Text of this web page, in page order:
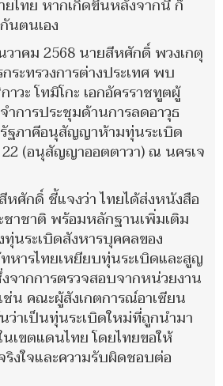
ยไทย หากเกิดขึ้นหลังจากนี้ ก็
นตนเอง
วาคม 2568 นายสีหศักดิ์ พวงเกตุ
ระทรวงการต่างประเทศ พบ
วะ โทมิโกะ เอกอัครราชทูตผู้
การประชุมด้านการลดอาวุธ
ฐภาคีอนุสัญญาห้ามทุ่นระเบิด
(อนุสัญญาออตตาวา) ณ นครเจ
ศักดิ์ ชี้แจงว่า ไทยได้ส่งหนังสือ
ชาชาติ พร้อมหลักฐานเพิ่มเติม
ทุ่นระเบิดสังหารบุคคลของ
หารไทยเหยียบทุ่นระเบิดและสูญ
จากการตรวจสอบจากหน่วยงาน
ช่น คณะผู้สังเกตการณ์อาเซียน
ว่าเป็นทุ่นระเบิดใหม่ที่ถูกนำมา
เขตแดนไทย โดยไทยขอให้
งใจและความรับผิดชอบต่อ